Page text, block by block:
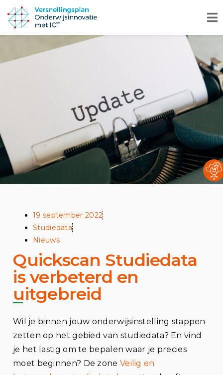
19 september 2022
Studiedata
Nieuws
Quickscan Studiedata
is verbeterd en
uitgebreid
Wil je binnen jouw onderwijsinstelling stappen
zetten op het gebied van studiedata? En vind
je het lastig om te bepalen waar je precies
moet beginnen? De zone Veilig en